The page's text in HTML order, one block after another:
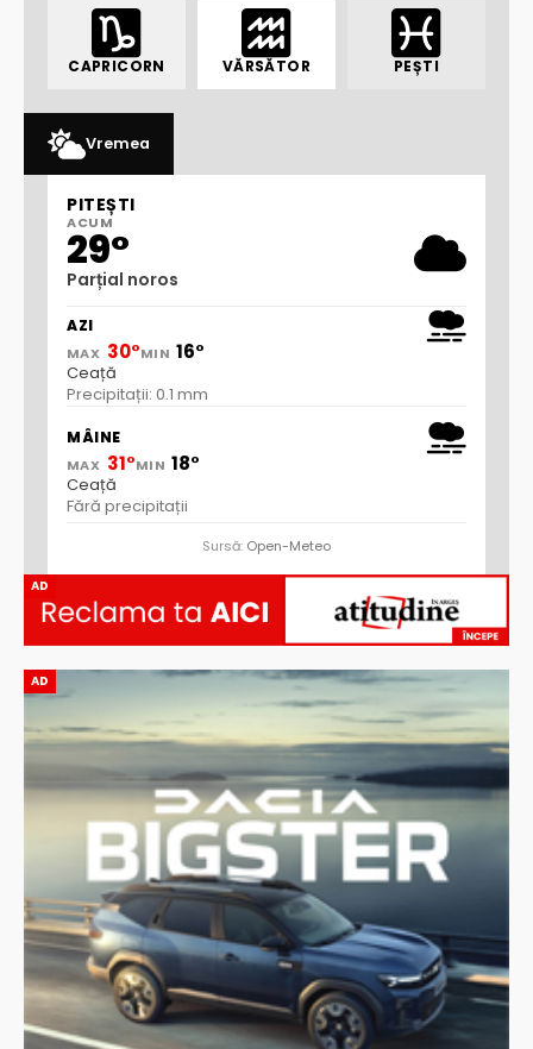
AD
AD
CAPRICORN VĂRSĂTOR PEȘTI
Vremea
PITEȘTI
ACUM
29°
Parțial noros
AZI
MAX 30°MIN 16°
Ceață
Precipitații: 0.1 mm
MÂINE
MAX 31°MIN 18°
Ceață
Fără precipitații
Sursă: Open-Meteo